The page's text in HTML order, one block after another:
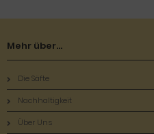
Mehr über...
Die Säfte
Nachhaltigkeit
Über Uns